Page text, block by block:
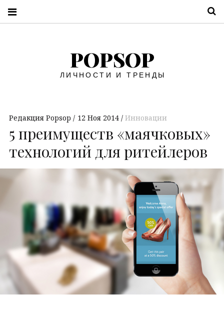
POPSOP
ЛИЧНОСТИ И ТРЕНДЫ
Редакция Popsop 12 Ноя 2014 Инновации
5 преимуществ «маячковых»
технологий для ритейлеров